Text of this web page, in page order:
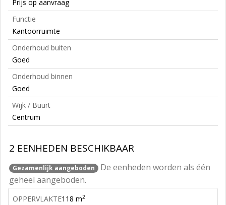
Prijs op aanvraag
Functie
Kantoorruimte
Onderhoud buiten
Goed
Onderhoud binnen
Goed
Wijk / Buurt
Centrum
2 EENHEDEN BESCHIKBAAR
Gezamenlijk aangeboden
De eenheden worden als één
geheel aangeboden.
OPPERVLAKTE118 m2